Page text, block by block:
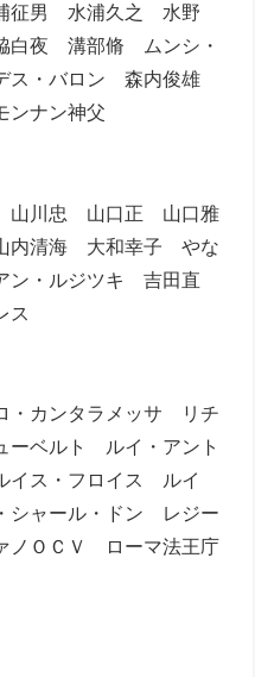
征男 水浦久之 水野
夜 溝部脩 ムンシ・
ス・バロン 森内俊雄
ナン神父
山川忠 山口正 山口雅
清海 大和幸子 やな
・ルジツキ 吉田直
ス
・カンタラメッサ リチ
ーベルト ルイ・アント
ス・フロイス ルイ
シャール・ドン レジー
ノＯＣＶ ローマ法王庁